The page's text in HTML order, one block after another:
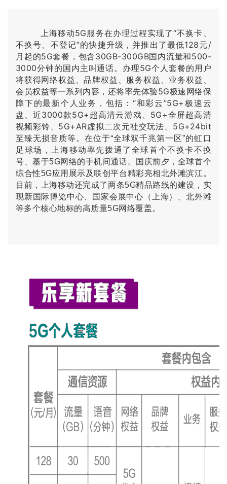
上海移动5G服务在办理过程实现了“不换卡、
不换号、不登记”的快捷升级，并推出了最低128元/
月起的5G套餐，包含30GB-300GB国内流量和500-
3000分钟的国内主叫通话。 办理5G个人套餐的用户
将获得网络权益、品牌权益、服务权益、业务权益、
会员权益等一系列内容，还将率先体验5G极速网络保
障下的最新个人业务，包括：“和彩云”5G+极速云
盘、近3000款5G+超高清云游戏、5G+全屏超高清
视频彩铃、5G+AR虚拟二次元社交玩法、5G+24bit
至臻无损音质等。在位于“全球双千兆第一区”的虹口
足球场，上海移动率先拨通了全球首个不换卡不换
号、基于5G网络的手机间通话。
国庆前夕，全球首个
综合性5G应用展示及联创平台精彩亮相北外滩滨江。
目前，上海移动还完成了两条5G精品路线的建设，实
现新国际博览中心、国家会展中心（上海）、北外滩
等多个核心地标的高质量5G网络覆盖。